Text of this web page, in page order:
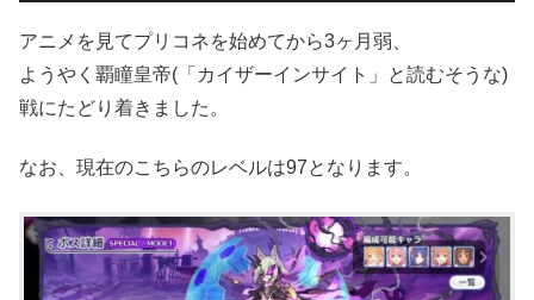
アニメを見てプリコネを始めてから3ヶ月弱、
ようやく覇瞳皇帝(「カイザーインサイト」と読むそうな)
戦にたどり着きました。
なお、現在のこちらのレベルは97となります。